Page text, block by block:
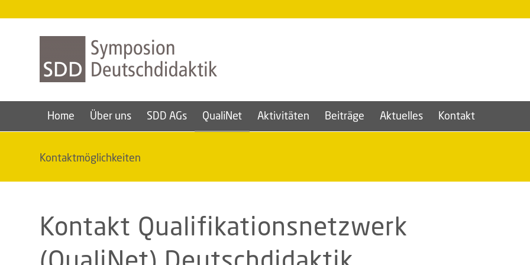
Home Über uns SDD AGs QualiNet Aktivitäten Beiträge Aktuelles Kontakt
Kontaktmöglichkeiten
Kontakt Qualifikationsnetzwerk